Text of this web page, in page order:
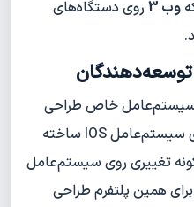
وب 3
روی دستگاه‌های
سیستم‌عامل خاص طراحی
می‌شوند. مثلا برنامه‌ای که برای سیستم‌عامل IOS ساخته
تغییری روی سیستم‌عامل
همین پلتفرم طراحی